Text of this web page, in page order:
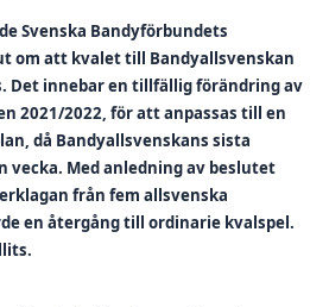
Svenska Bandyförbundets
om att kvalet till Bandyallsvenskan
Det innebar en tillfällig förändring av
2021/2022, för att anpassas till en
då Bandyallsvenskans sista
vecka. Med anledning av beslutet
från fem allsvenska
en återgång till ordinarie kvalspel.